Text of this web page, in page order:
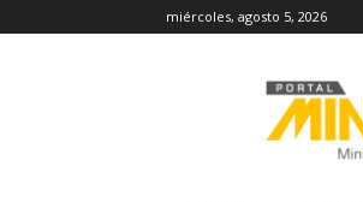
miércoles, agosto 5, 2026